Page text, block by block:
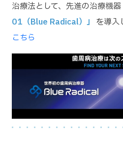
治療法として、先進の治療機器
01（Blue Radical）」 を導入
こちら